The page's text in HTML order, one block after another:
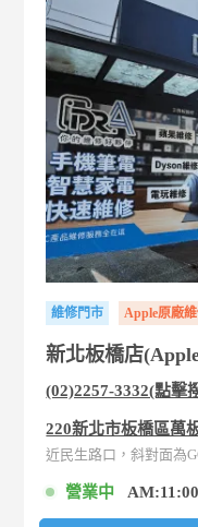
維修門市 Apple原廠
新北板橋店
(02)2257-3332(點擊
220新北市板橋區萬
近民生路口，斜對面為
營業中